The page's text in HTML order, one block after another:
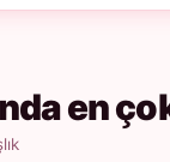
en